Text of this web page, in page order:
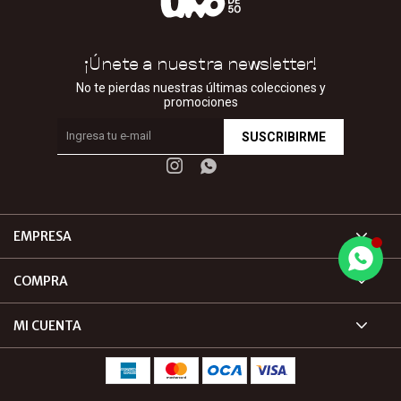
EMPRESA
COMPRA
MI CUENTA
¡Únete a nuestra newsletter!
No te pierdas nuestras últimas colecciones y
promociones
SUSCRIBIRME
 